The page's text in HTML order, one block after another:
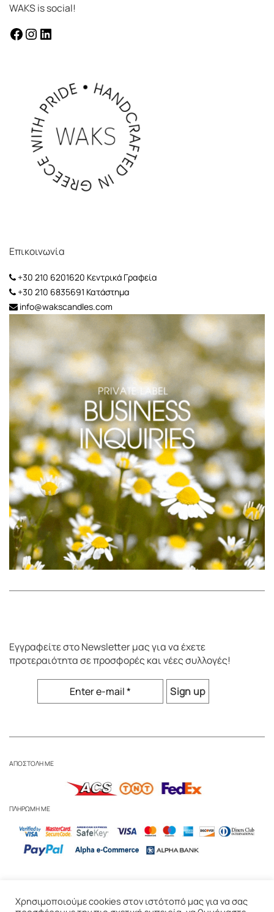
WAKS is social!
facebook
instagram
Linkedin
Επικοινωνία
+30 210 6201620 Κεντρικά Γραφεία
+30 210 6835691 Κατάστημα
info@wakscandles.com
Εγγραφείτε στοNewsletterμας για να έχετε
προτεραιότητα σε προσφορές και νέες συλλογές!
ΑΠΟΣΤΟΛΗ ΜΕ
ΠΛΗΡΩΜΗ ΜΕ
Business Inquiries- Αναγόμωση & Ανακύκλωση Κεριών- Φροντίδα
Κεριών
Χρησιμοποιούμε cookies στον ιστότοπό μας για να σας